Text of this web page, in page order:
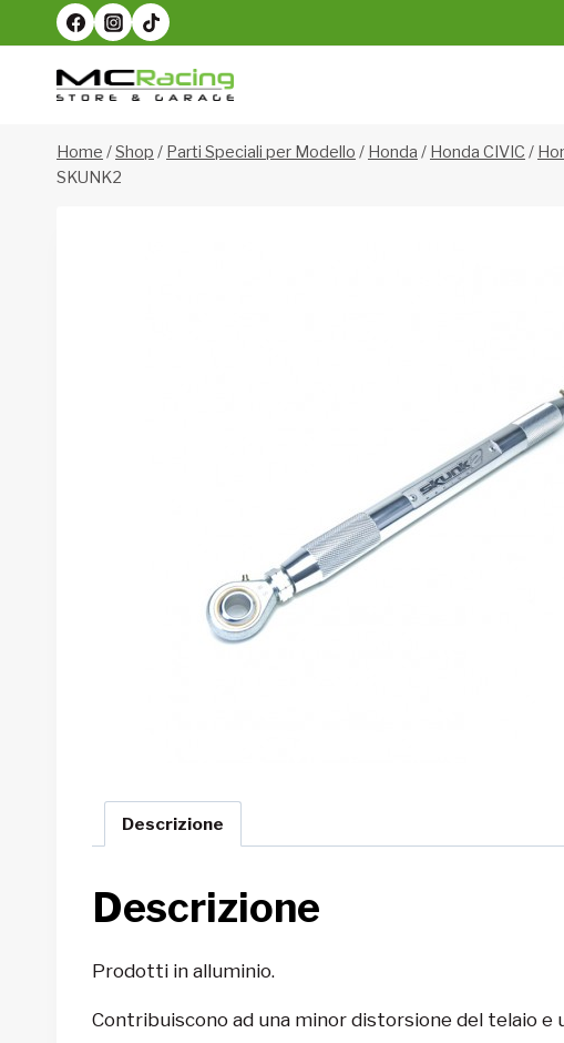
al
contenuto
Home /Shop / Parti Speciali per Modello / Honda / Honda CIVIC /
SKUNK2
Descrizione
Descrizione
Prodotti in alluminio.
Contribuiscono ad una minor distorsione del telaio